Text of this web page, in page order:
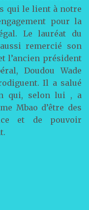
qui le lient à notre
pour la
Le lauréat du
remercié son
l’ancien président
Doudou Wade
Il a salué
qui, selon lui , a
Mbao d’être des
et de pouvoir